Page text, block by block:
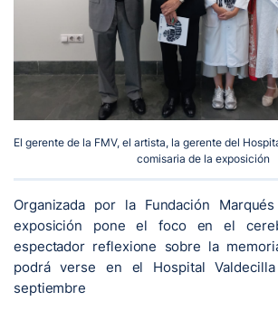
El gerente de la FMV, el artista, la gerente del
comisaria de la exposición
Organizada por la Fundación
exposición pone el foco en el
espectador reflexione sobre la
podrá verse en el Hospital
septiembre